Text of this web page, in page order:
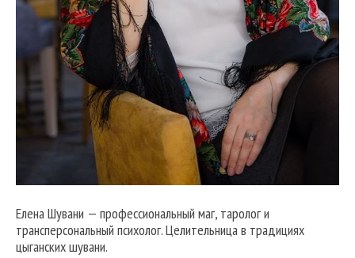
Елена Шувани — профессиональный маг, таролог и
трансперсональный психолог. Целительница в традициях
цыганских шувани.